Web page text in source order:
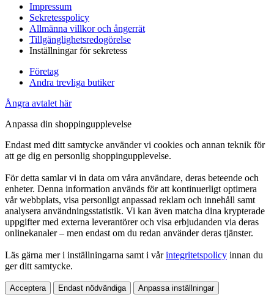
Impressum
Sekretesspolicy
Allmänna villkor och ångerrät
Tillgänglighetsredogörelse
Inställningar för sekretess
Företag
Andra trevliga butiker
Ångra avtalet här
Anpassa din shoppingupplevelse
Endast med ditt samtycke använder vi cookies och annan teknik för
att ge dig en personlig shoppingupplevelse.
För detta samlar vi in data om våra användare, deras beteende och
enheter. Denna information används för att kontinuerligt optimera
vår webbplats, visa personligt anpassad reklam och innehåll samt
analysera användningsstatistik. Vi kan även matcha dina krypterade
uppgifter med externa leverantörer och visa erbjudanden via deras
onlinekanaler – men endast om du redan använder deras tjänster.
Läs gärna mer i inställningarna samt i vårintegritetspolicy innan du
ger ditt samtycke.
Acceptera Endast nödvändiga Anpassa inställningar